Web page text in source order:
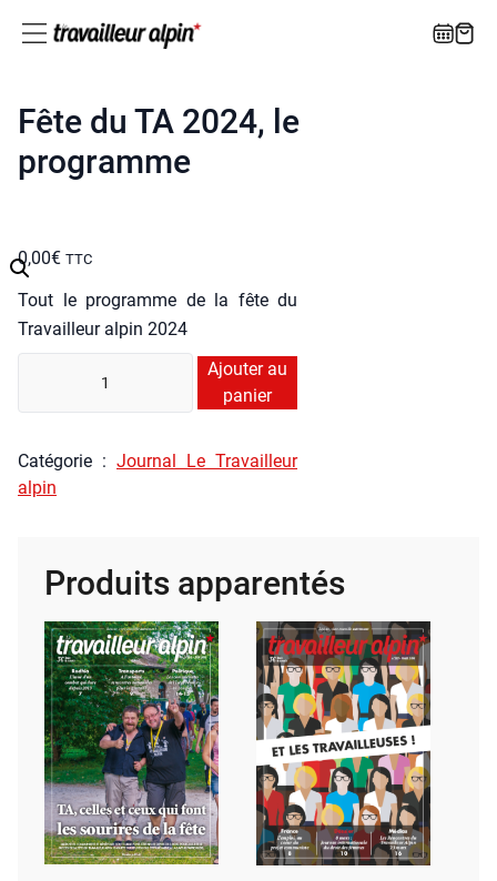
Fête du TA 2024, le
programme
0,00€ TTC
Tout le pro­gramme de la fête du
Tra­vailleur alpin 2024
té
Fête
du
gramme
Ajouter au
panier
Caté­go­rie : Jour­nal Le Tra­vailleur
alpin
Produits apparentés